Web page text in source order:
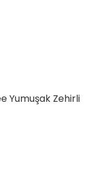
Yumuşak Zehirli